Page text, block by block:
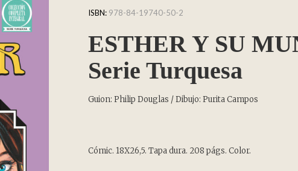
ISBN: 978-84-19740-50-2
ESTHER Y SU
Serie Turquesa
Guion: Philip Douglas / Dibujo: Purita Campos
Cómic. 18X26,5. Tapa dura. 208 págs. Color.